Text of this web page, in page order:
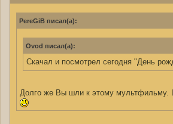
PereGiB писал(а):
Ovod писал(а):
Скачал и посмотрел сегодня "День
Долго же Вы шли к этому мультфильму.